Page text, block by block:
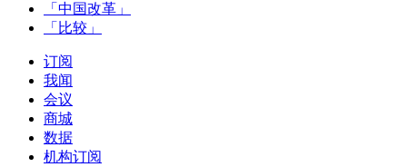
「中国改革」
「比较」
订阅
我闻
会议
商城
数据
机构订阅